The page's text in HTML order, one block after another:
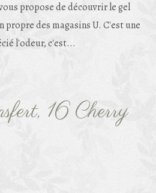
propose de découvrir le gel
propre des magasins U. C'est une
l'odeur, c'est...
16 Cherry